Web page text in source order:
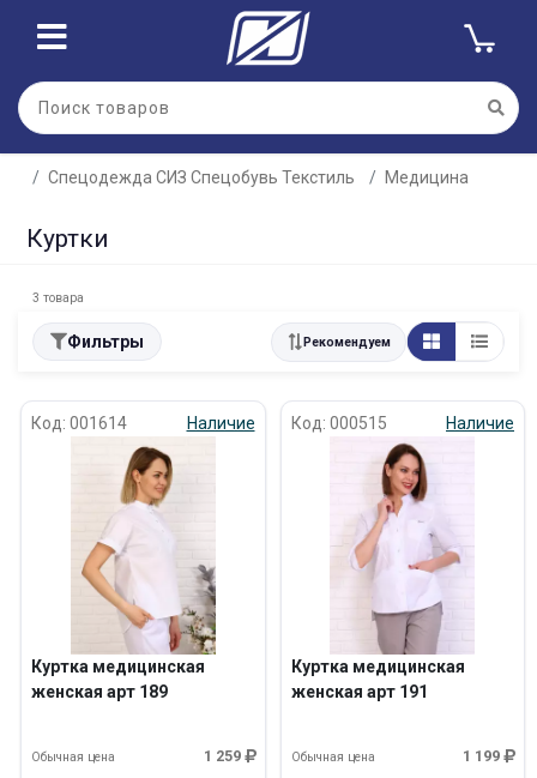
Спецодежда СИЗ Спецобувь Текстиль Медицина
Куртки
3 товара
Фильтры Рекомендуем
Код: 001614 Наличие
Куртка медицинская
женская арт 189
1 259
Обычная цена
Код: 000515 Наличие
Куртка медицинская
женская арт 191
1 199
Обычная цена